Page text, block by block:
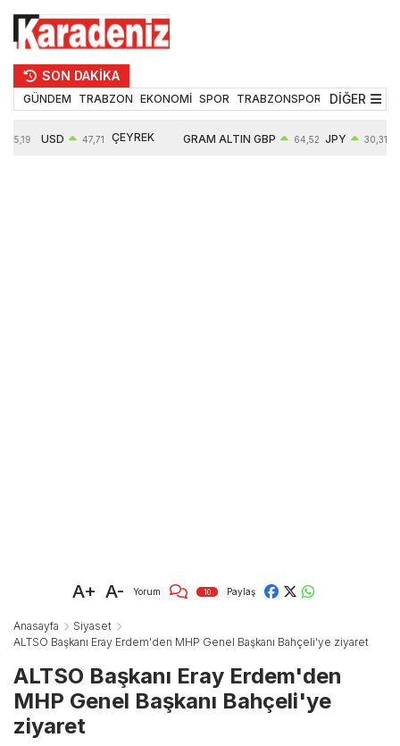
SON DAKİKA
GÜNDEM TRABZON EKONOMİ SPOR TRABZONSPOR TEKNOLOJİ
DİĞER
55,19 USD 47,71 ÇEYREK GRAM ALTIN GBP 64,52 JPY 30,31
A+ A- Yorum 10 Paylaş
Anasayfa
Siyaset
ALTSO Başkanı Eray Erdem'den MHP Genel Başkanı Bahçeli'ye ziyaret
ALTSO Başkanı Eray Erdem'den
MHP Genel Başkanı Bahçeli'ye
ziyaret